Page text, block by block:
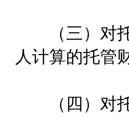
（三）对托
人计算的托管
（四）对托